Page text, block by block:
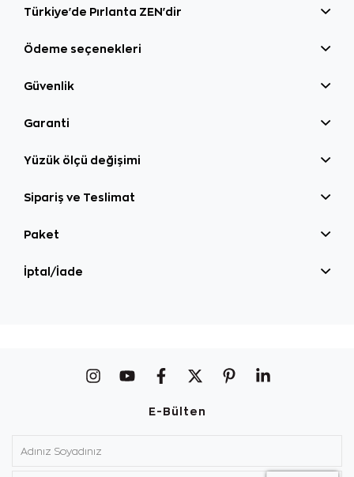
Türkiye'de Pırlanta ZEN'dir
Ödeme seçenekleri
Güvenlik
Garanti
Yüzük ölçü değişimi
Sipariş ve Teslimat
Paket
İptal/İade
E-Bülten